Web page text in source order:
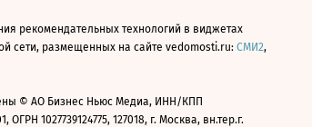
рекомендательных технологий в виджетах
сети, размещенных на сайте vedomosti.ru: СМИ2,
© АО Бизнес Ньюс Медиа, ИНН/КПП
ОГРН 1027739124775, 127018, г. Москва, вн.тер.г.